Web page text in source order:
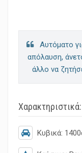
Αυτόματο
απόλαυση,
άλλο να
Χαρακτηριστικά:
Κυβικά: